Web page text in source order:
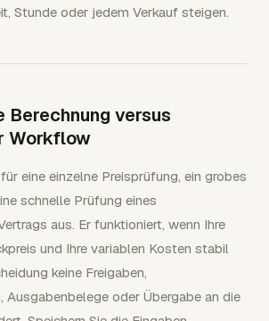
Stunde oder jedem Verkauf steigen.
Berechnung versus
Workflow
eine einzelne Preisprüfung, ein grobes
schnelle Prüfung eines
aus. Er funktioniert, wenn Ihre
und Ihre variablen Kosten stabil
keine Freigaben,
oder Übergabe an die